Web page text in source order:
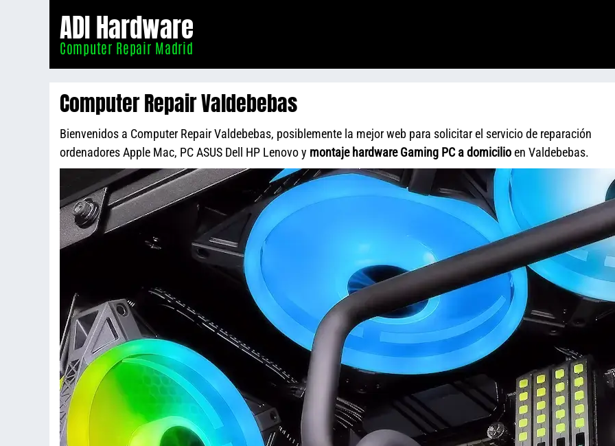
ADI Hardware
Computer Repair Madrid
Computer Repair Valdebebas
Bienvenidos a Computer Repair Valdebebas, posiblemente la mejor web para solicitar el servicio de reparación
ordenadores Apple Mac, PC ASUS Dell HP Lenovo y montaje hardware Gaming PC a domicilioen Valdebebas.